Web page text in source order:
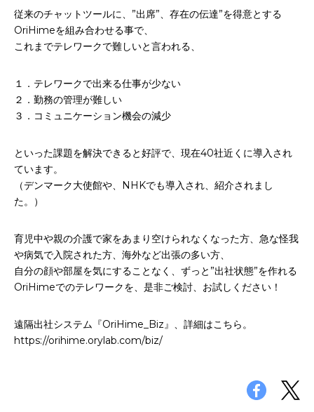
会社概要
ヒストリー
アクセス
従来のチャットツールに、”出席”、存在の伝達”を得意とする
OriHimeを組み合わせる事で、
これまでテレワークで難しいと言われる、
１．テレワークで出来る仕事が少ない
２．勤務の管理が難しい
３．コミュニケーション機会の減少
といった課題を解決できると好評で、現在40社近くに導入され
ています。
（デンマーク大使館や、NHKでも導入され、紹介されまし
た。）
育児中や親の介護で家をあまり空けられなくなった方、急な怪我
や病気で入院された方、海外など出張の多い方、
自分の顔や部屋を気にすることなく、ずっと”出社状態”を作れる
OriHimeでのテレワークを、是非ご検討、お試しください！
遠隔出社システム『OriHime_Biz』、詳細はこちら。
https://orihime.orylab.com/biz/